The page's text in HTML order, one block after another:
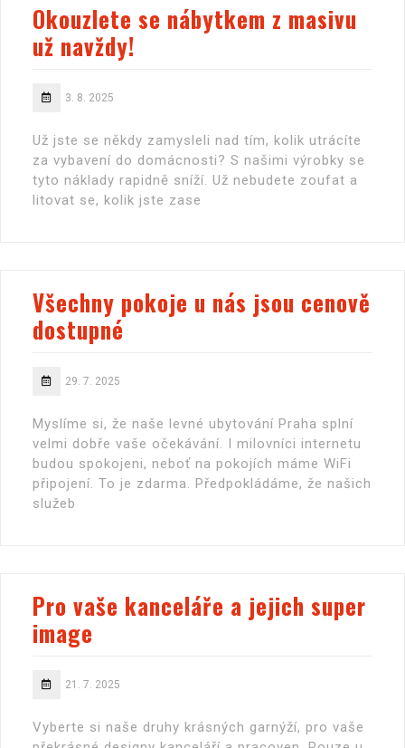
Okouzlete se nábytkem z masivu
už navždy!
3. 8. 2025
Už jste se někdy zamysleli nad tím, kolik utrácíte
za vybavení do domácnosti? S našimi výrobky se
tyto náklady rapidně sníží. Už nebudete zoufat a
litovat se, kolik jste zase
Všechny pokoje u nás jsou cenově
dostupné
29. 7. 2025
Myslíme si, že naše levné ubytování Praha splní
velmi dobře vaše očekávání. I milovníci internetu
budou spokojeni, neboť na pokojích máme WiFi
připojení. To je zdarma. Předpokládáme, že našich
služeb
Pro vaše kanceláře a jejich super
image
21. 7. 2025
Vyberte si naše druhy krásných garnýží, pro vaše